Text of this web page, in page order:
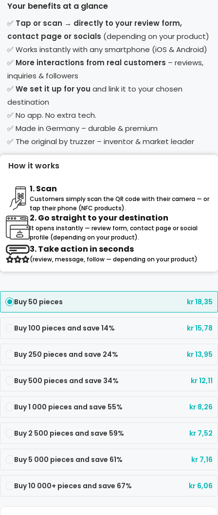
Your benefits at a glance
✅ Tap or scan → directly to your review form,
contact page or socials (depending on your product)
✅ Works instantly with any smartphone (iOS & Android)
✅ More interactions from real customers – reviews,
inquiries & followers
✅We set it up for you and link it to your chosen
destination
✅ No app. No extra tech.
✅ Made in Germany – durable & premium
✅ The original by truzzer – inventor & market leader
How it works
1. Scan
Customers simply scan the QR code with their camera — or
tap their phone (NFC products).
2. Go straight to your destination
It opens instantly — review form, contact page or social
profile (depending on your product).
3. Take action in seconds
(review, message, follow — depending on your product)
Buy 50 pieces kr18,35
Buy 100 pieces and save 14% kr15,78
Buy 250 pieces and save 24% kr13,95
Buy 500 pieces and save 34% kr12,11
Buy 1 000 pieces and save 55% kr 8,26
Buy 2 500 pieces and save 59% kr 7,52
Buy 5 000 pieces and save 61% kr 7,16
Buy 10 000+ pieces and save 67% kr 6,06